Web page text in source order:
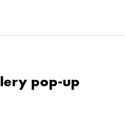
pop-up